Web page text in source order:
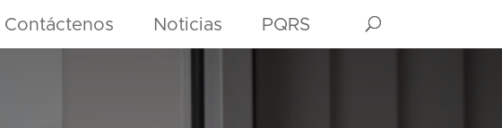
Contáctenos Noticias PQRS